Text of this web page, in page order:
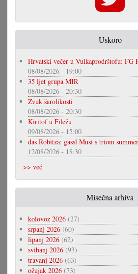
Uskoro
Hrvatski večer u Vulkaprodrštofu: FG
08/08/2026 - 19:00
35 ljet grupa MIR
08/08/2026 - 20:30
Zvuk šarolikosti
08/08/2026 - 20:30
Kiritof u Filežu
09/08/2026 - 15:00
das Robitza: gassl Musi s triom
12/08/2026 - 18:30
>> već
Misečna arhiva
kolovoz 2026 (27)
srpanj 2026 (60)
lipanj 2026 (62)
svibanj 2026 (93)
travanj 2026 (63)
ožujak 2026 (73)